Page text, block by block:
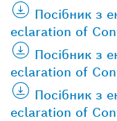
Посібник з
eclaration of
Посібник з
eclaration of
Посібник з
eclaration of